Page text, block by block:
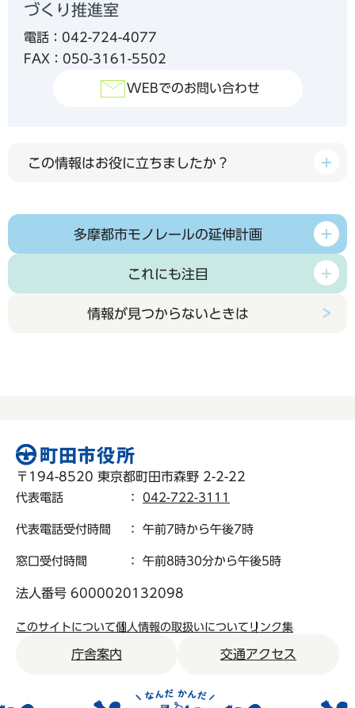
づくり推進室
電話：042-724-4077
FAX：050-3161-5502
WEBでのお問い合わせ
この情報はお役に立ちましたか？
多摩都市モノレールの延伸計画
これにも注目
情報が見つからないときは
〒194-8520 東京都町田市森野 2-2-22
代表電話 ： 042-722-3111
代表電話受付時間 ： 午前7時から午後7時
窓口受付時間 ： 午前8時30分から午後5時
法人番号 6000020132098
このサイトについて個人情報の取扱いについて リンク集
庁舎案内 交通アクセス